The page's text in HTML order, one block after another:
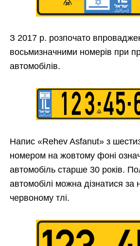
З 2017 р. розпочато
восьмизначними номерів при
автомобілів.
Напис «Rehev Asfanut» з
номером на жовтому фоні
автомобіль старше 30 років.
автомобілі можна дізнатися
червоному тлі.